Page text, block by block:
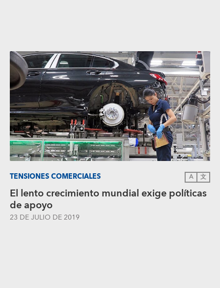
TENSIONES COMERCIALES A 文
El lento crecimiento mundial exige políticas
de apoyo
23 DE JULIO DE 2019